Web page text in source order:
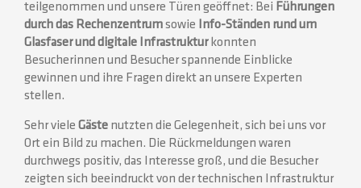
teilgenommen und unsere Türen geöffnet: Bei Führungen
durch das Rechenzentrumsowie
Info-Ständen rund um
Glasfaser und digitale Infrastrukturkonnten
Besucherinnen und Besucher spannende Einblicke
gewinnen und ihre Fragen direkt an unsere Experten
stellen.
Sehr viele Gäste nutzten die Gelegenheit, sich bei uns vor
Ort ein Bild zu machen. Die Rückmeldungen waren
durchwegs positiv, das Interesse groß, und die Besucher
zeigten sich beeindruckt von der technischen Infrastruktur